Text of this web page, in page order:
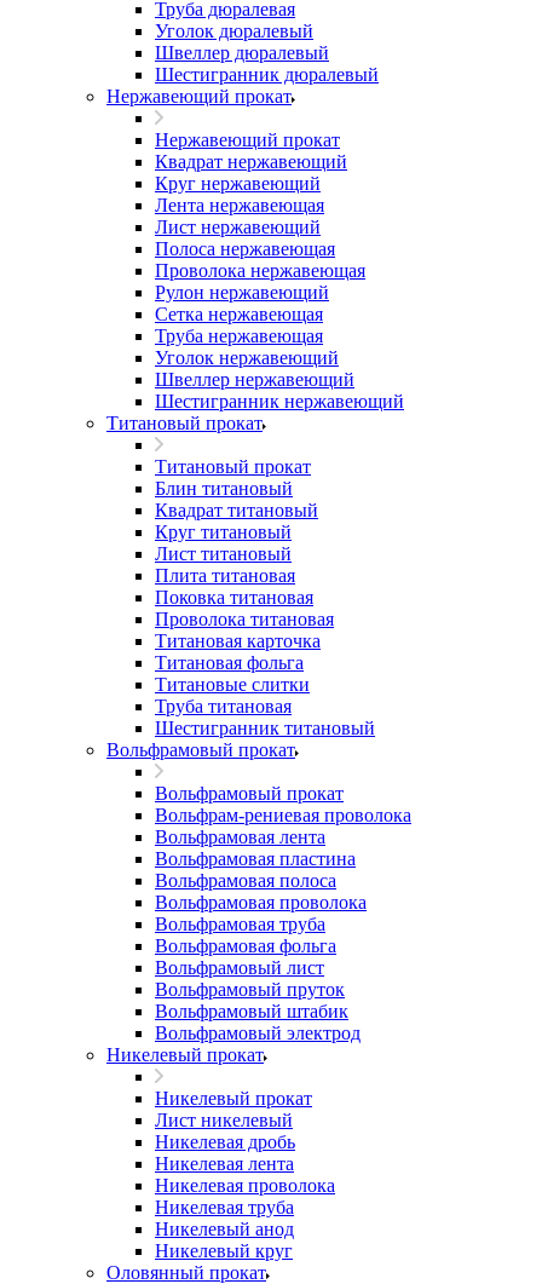
Труба дюралевая
Уголок дюралевый
Швеллер дюралевый
Шестигранник дюралевый
Нержавеющий прокат
Нержавеющий прокат
Квадрат нержавеющий
Круг нержавеющий
Лента нержавеющая
Лист нержавеющий
Полоса нержавеющая
Проволока нержавеющая
Рулон нержавеющий
Сетка нержавеющая
Труба нержавеющая
Уголок нержавеющий
Швеллер нержавеющий
Шестигранник нержавеющий
Титановый прокат
Титановый прокат
Блин титановый
Квадрат титановый
Круг титановый
Лист титановый
Плита титановая
Поковка титановая
Проволока титановая
Титановая карточка
Титановая фольга
Титановые слитки
Труба титановая
Шестигранник титановый
Вольфрамовый прокат
Вольфрамовый прокат
Вольфрам-рениевая проволока
Вольфрамовая лента
Вольфрамовая пластина
Вольфрамовая полоса
Вольфрамовая проволока
Вольфрамовая труба
Вольфрамовая фольга
Вольфрамовый лист
Вольфрамовый пруток
Вольфрамовый штабик
Вольфрамовый электрод
Никелевый прокат
Никелевый прокат
Лист никелевый
Никелевая дробь
Никелевая лента
Никелевая проволока
Никелевая труба
Никелевый анод
Никелевый круг
Оловянный прокат